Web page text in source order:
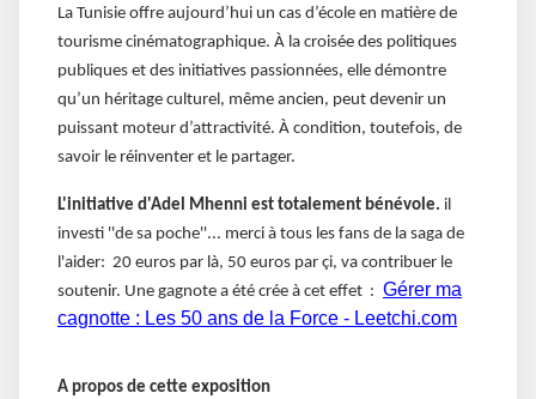
La Tunisie offre aujourd’hui un cas d’école en matière de
tourisme cinématographique. À la croisée des politiques
publiques et des initiatives passionnées, elle démontre
qu’un héritage culturel, même ancien, peut devenir un
puissant moteur d’attractivité. À condition, toutefois, de
savoir le réinventer et le partager.
L'initiative d'Adel Mhenni est totalement bénévole. il
investi ''de sa poche''... merci à tous les fans de la saga de
l'aider: 20 euros par là, 50 euros par çi, va contribuer le
soutenir. Une gagnote a été crée à cet effet : Gérer ma
cagnotte : Les 50 ans de la Force - Leetchi.com
A propos de cette exposition